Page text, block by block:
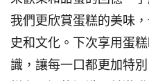
我們更欣賞蛋糕的美味
史和文化。下次享用蛋
識，讓每一口都更加特